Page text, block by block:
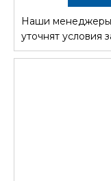
Наши менеджеры
уточнят условия